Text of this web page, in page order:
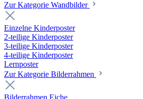
Zur Kategorie Wandbilder
Einzelne Kinderposter
2-teilige Kinderposter
3-teilige Kinderposter
4-teilige Kinderposter
Lernposter
Zur Kategorie Bilderrahmen
Bilderrahmen Eiche